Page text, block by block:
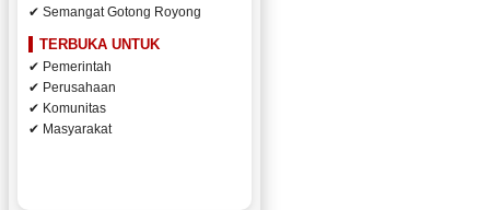
✔ Semangat Gotong Royong
TERBUKA UNTUK
✔ Pemerintah
✔ Perusahaan
✔ Komunitas
✔ Masyarakat